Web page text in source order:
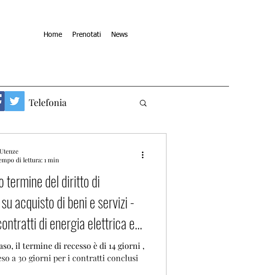
Home Prenotati News
Telefonia
termine del diritto di
acquisto di beni e servizi -
di energia elettrica e
termine di recesso è di 14 giorni ,
per i contratti conclusi
di lettura: 1 min